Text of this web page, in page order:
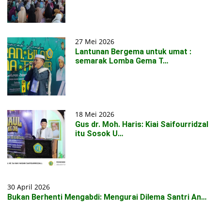
27 Mei 2026
Lantunan Bergema untuk umat :
semarak Lomba Gema T…
18 Mei 2026
Gus dr. Moh. Haris: Kiai Saifourridzal
itu Sosok U…
30 April 2026
Bukan Berhenti Mengabdi: Mengurai Dilema Santri An…